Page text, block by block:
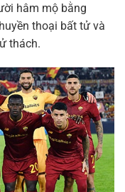
hâm mộ bằng
thoại bất tử và
thách.